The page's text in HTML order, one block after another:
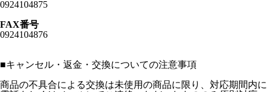
0924104875
FAX番号
0924104876
■キャンセル・返金・交換についての注意事項
商品の不具合による交換は未使用の商品に限り、対応期間内に